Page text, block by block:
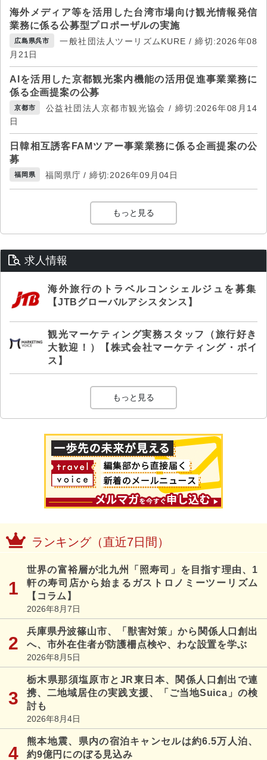
海外メディア等を活用した台湾市場向け観光情報発信
業務に係る公募型プロポーザルの実施
広島県呉市
一般社団法人ツーリズムKURE / 締切:2026年08
月21日
AIを活用した京都観光案内機能の活用促進事業業務に
係る企画提案の公募
京都市
公益社団法人京都市観光協会 / 締切:2026年08月14
日
日韓相互誘客FAMツアー事業業務に係る企画提案の公
募
福岡県 福岡県庁 / 締切:2026年09月04日
もっと見る
求人情報
海外旅行のトラベルコンシェルジュを募集
【JTBグローバルアシスタンス】
観光マーケティング実務スタッフ（旅行好き
大歓迎！）【株式会社マーケティング・ボイ
ス】
もっと見る
ランキング（直近7日間）
世界の富裕層が北九州「照寿司」を目指す理由、1
軒の寿司店から始まるガストロノミーツーリズム
【コラム】
2026年8月7日
兵庫県丹波篠山市、「獣害対策」から関係人口創出
へ、市外在住者が防護柵点検や、わな設置を学ぶ
2026年8月5日
栃木県那須塩原市とJR東日本、関係人口創出で連
携、二地域居住の実践支援、「ご当地Suica」の検
討も
2026年8月4日
熊本地震、県内の宿泊キャンセルは約6.5万人泊、
約9億円にのぼる見込み